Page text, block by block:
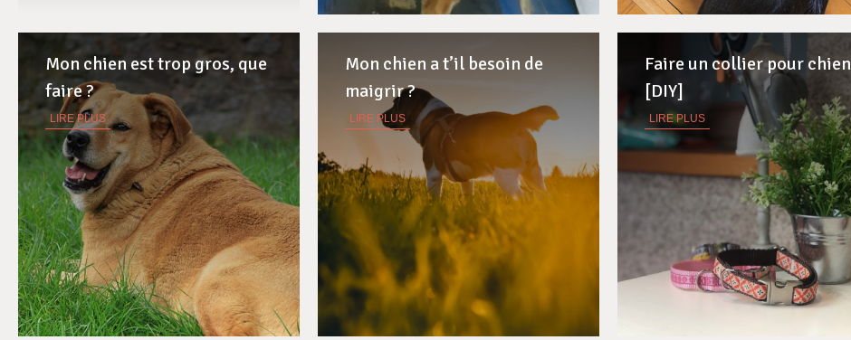
Mon chien est trop gros, que
faire ?
LIRE PLUS
Mon chien a t’il besoin de
maigrir ?
LIRE PLUS
Faire un collier pour chien
[DIY]
LIRE PLUS